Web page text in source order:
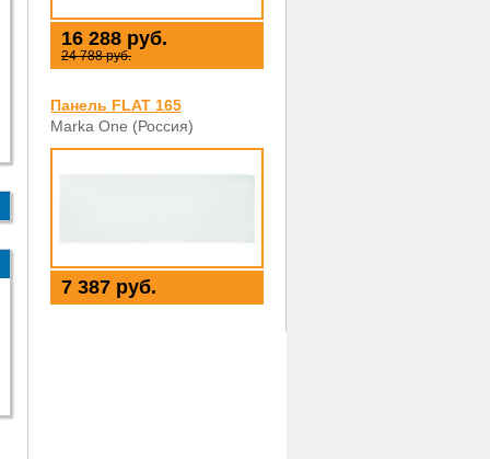
16 288 руб.
24 788 руб.
Панель FLAT 165
Marka One (Россия)
7 387 руб.